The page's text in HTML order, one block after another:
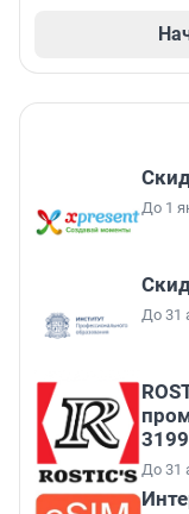
До 1
До 31
До 31